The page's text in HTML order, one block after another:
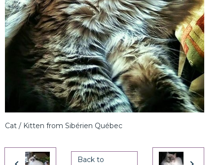
Cat / Kitten from Sibérien Québec
Back to